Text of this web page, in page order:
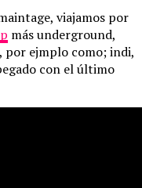
viajamos por
más underground,
por ejmplo como; indi,
con el último